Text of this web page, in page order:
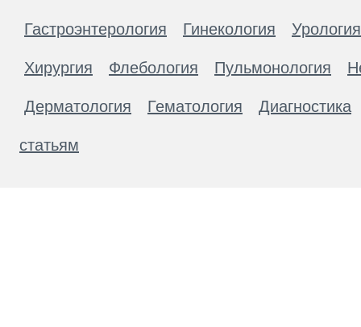
Гастроэнтерология Гинекология Урология
Хирургия Флебология Пульмонология
Дерматология Гематология Диагностика
статьям